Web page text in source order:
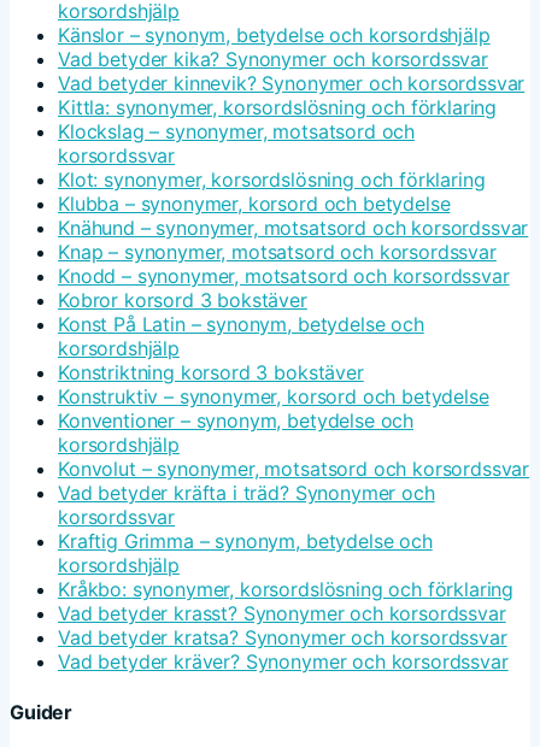
korsordshjälp
Känslor – synonym, betydelse och korsordshjälp
Vad betyder kika? Synonymer och korsordssvar
Vad betyder kinnevik? Synonymer och korsordssvar
Kittla: synonymer, korsordslösning och förklaring
Klockslag – synonymer, motsatsord och
korsordssvar
Klot: synonymer, korsordslösning och förklaring
Klubba – synonymer, korsord och betydelse
Knähund – synonymer, motsatsord och korsordssvar
Knap – synonymer, motsatsord och korsordssvar
Knodd – synonymer, motsatsord och korsordssvar
Kobror korsord 3 bokstäver
Konst På Latin – synonym, betydelse och
korsordshjälp
Konstriktning korsord 3 bokstäver
Konstruktiv – synonymer, korsord och betydelse
Konventioner – synonym, betydelse och
korsordshjälp
Konvolut – synonymer, motsatsord och korsordssvar
Vad betyder kräfta i träd? Synonymer och
korsordssvar
Kraftig Grimma – synonym, betydelse och
korsordshjälp
Kråkbo: synonymer, korsordslösning och förklaring
Vad betyder krasst? Synonymer och korsordssvar
Vad betyder kratsa? Synonymer och korsordssvar
Vad betyder kräver? Synonymer och korsordssvar
Guider